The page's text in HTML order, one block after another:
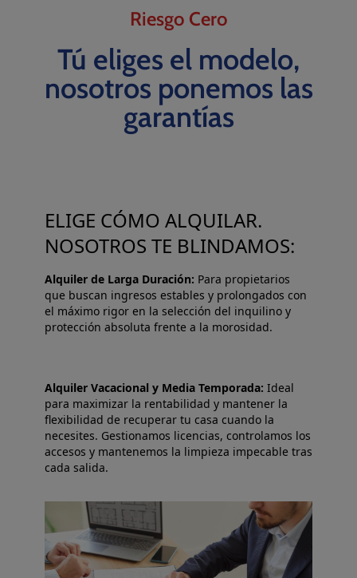
Riesgo Cero
Tú eliges el modelo,
nosotros ponemos las
garantías
ELIGE CÓMO ALQUILAR.
NOSOTROS TE BLINDAMOS:
Alquiler de Larga Duración: Para propietarios
que buscan ingresos estables y prolongados con
el máximo rigor en la selección del inquilino y
protección absoluta frente a la morosidad.
Alquiler Vacacional y Media Temporada: Ideal
para maximizar la rentabilidad y mantener la
flexibilidad de recuperar tu casa cuando la
necesites. Gestionamos licencias, controlamos los
accesos y mantenemos la limpieza impecable tras
cada salida.